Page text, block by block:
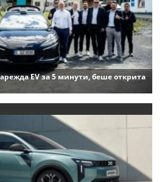
EV за 5 минути, беше открита